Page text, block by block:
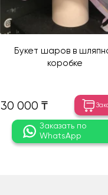
Букет шаров в
коробке
30 000 ₸
Заказать по
WhatsApp